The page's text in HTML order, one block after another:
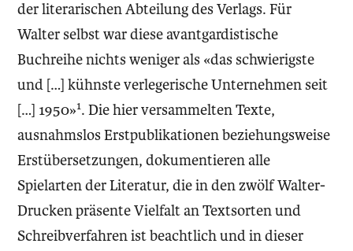
der literarischen Abteilung des Verlags. Für
Walter selbst war diese avantgardistische
Buchreihe nichts weniger als «das schwierigste
und […] kühnste verlegerische Unternehmen seit
[…] 1950»1. Die hier versammelten Texte,
ausnahmslos Erstpublikationen beziehungsweise
Erstübersetzungen, dokumentieren alle
Spielarten der Literatur, die in den zwölf Walter-
Drucken präsente Vielfalt an Textsorten und
Schreibverfahren ist beachtlich und in dieser